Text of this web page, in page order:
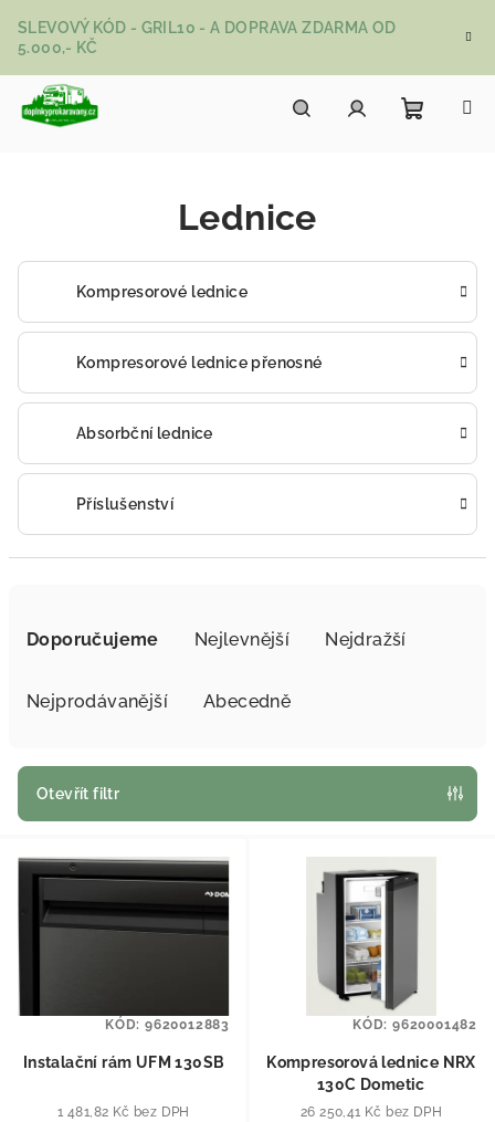
SLEVOVÝ KÓD - GRIL10 - A DOPRAVA ZDARMA OD
5.000,- KČ
Lednice
Kompresorové lednice
Kompresorové lednice přenosné
Absorbční lednice
Příslušenství
Doporučujeme Nejlevnější Nejdražší
Nejprodávanější Abecedně
Otevřít filtr
Výpis produktů
Instalační rám UFM 130SB
1 481,82 Kč bez DPH
KÓD: 9620012883
Kompresorová lednice NRX
130C Dometic
26 250,41 Kč bez DPH
KÓD: 9620001482